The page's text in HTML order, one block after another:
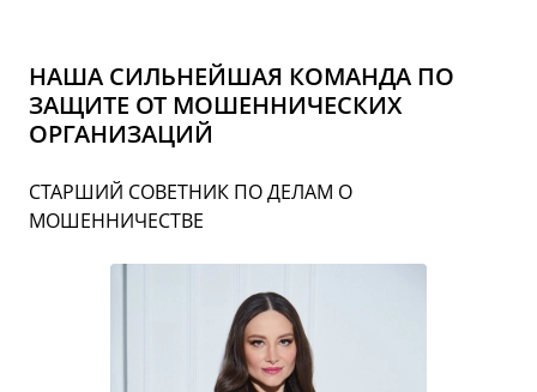
НАША СИЛЬНЕЙШАЯ КОМАНДА ПО
ЗАЩИТЕ ОТ МОШЕННИЧЕСКИХ
ОРГАНИЗАЦИЙ
СТАРШИЙ СОВЕТНИК ПО ДЕЛАМ О
МОШЕННИЧЕСТВЕ